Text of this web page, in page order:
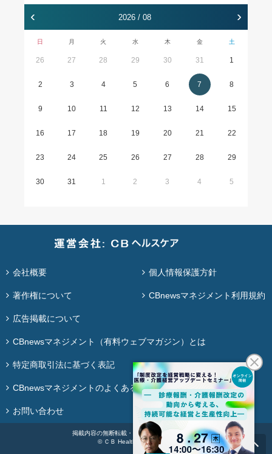
‹ 2026 / 08 ›
日 月 火 水 木 金 土
26 27 28 29 30 31 1
2 3 4 5 6 7 8
9 10 11 12 13 14 15
16 17 18 19 20 21 22
23 24 25 26 27 28 29
30 31 1 2 3 4 5
会社概要 個人情報保護方針
著作権について CBnewsマネジメント利用規約
広告掲載について
CBnewsマネジメント（有料ウェブマガジン）とは
特定商取引法に基づく表記
CBnewsマネジメントのよくある質問
お問い合わせ
掲載内容の無断転載・再配布は固く禁じます。
© ＣＢ Healthcare Co., Ltd.